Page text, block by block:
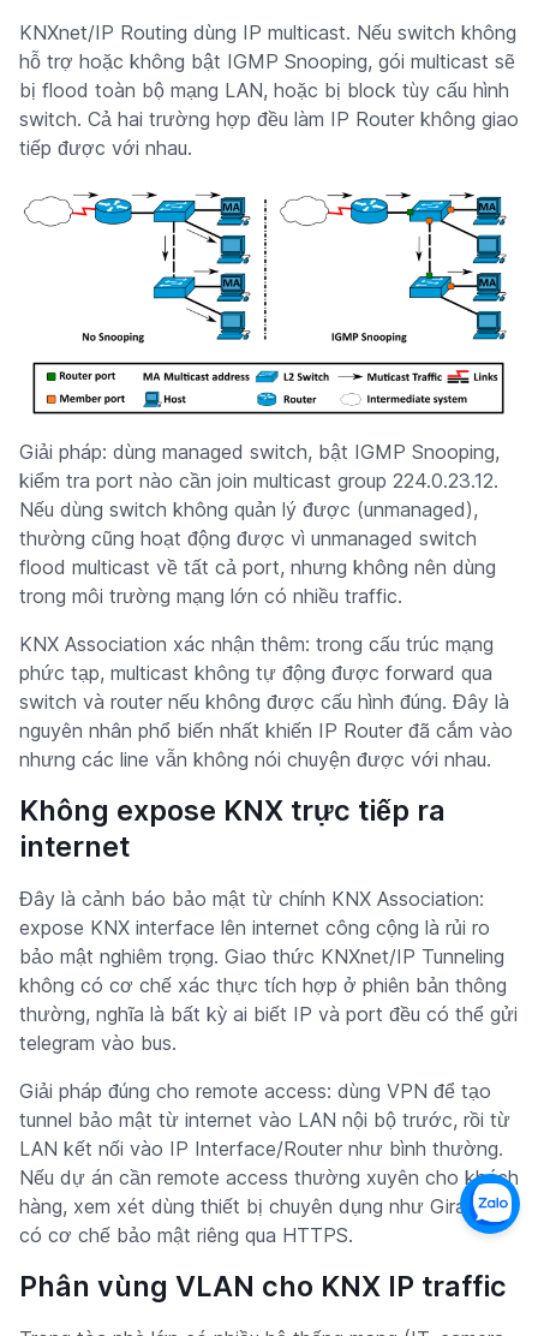
KNXnet/IP Routing dùng IP multicast. Nếu switch không
hỗ trợ hoặc không bật IGMP Snooping, gói multicast sẽ
bị flood toàn bộ mạng LAN, hoặc bị block tùy cấu hình
switch. Cả hai trường hợp đều làm IP Router không giao
tiếp được với nhau.
Giải pháp: dùng managed switch, bật IGMP Snooping,
kiểm tra port nào cần join multicast group 224.0.23.12.
Nếu dùng switch không quản lý được (unmanaged),
thường cũng hoạt động được vì unmanaged switch
flood multicast về tất cả port, nhưng không nên dùng
trong môi trường mạng lớn có nhiều traffic.
KNX Association xác nhận thêm: trong cấu trúc mạng
phức tạp, multicast không tự động được forward qua
switch và router nếu không được cấu hình đúng. Đây là
nguyên nhân phổ biến nhất khiến IP Router đã cắm vào
nhưng các line vẫn không nói chuyện được với nhau.
Không expose KNX trực tiếp ra
internet
Đây là cảnh báo bảo mật từ chính KNX Association:
expose KNX interface lên internet công cộng là rủi ro
bảo mật nghiêm trọng. Giao thức KNXnet/IP Tunneling
không có cơ chế xác thực tích hợp ở phiên bản thông
thường, nghĩa là bất kỳ ai biết IP và port đều có thể gửi
telegram vào bus.
Giải pháp đúng cho remote access: dùng VPN để tạo
tunnel bảo mật từ internet vào LAN nội bộ trước, rồi từ
LAN kết nối vào IP Interface/Router như bình thường.
Nếu dự án cần remote access thường xuyên cho khách
hàng, xem xét dùng thiết bị chuyên dụng như Gira S1
có cơ chế bảo mật riêng qua HTTPS.
Phân vùng VLAN cho KNX IP traffic